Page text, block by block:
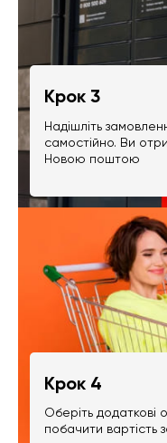
Крок 3
Надішліть
самостійно. Ви
Новою поштою
Крок 4
Оберіть додаткові
побачити вартість